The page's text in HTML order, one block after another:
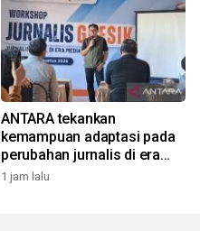
ANTARA tekankan
kemampuan adaptasi pada
perubahan jurnalis di era
digital
1 jam lalu